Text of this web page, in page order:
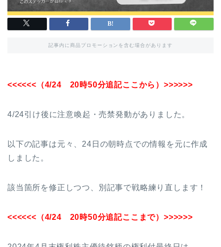
記事内に商品プロモーションを含む場合があります
<<<<<<（4/24 20時50分追記ここから）>>>>>>
4/24引け後に注意喚起・売禁発動がありました。
以下の記事は元々、24日の朝時点での情報を元に作成
しました。
該当箇所を修正しつつ、別記事で戦略練り直します！
<<<<<<（4/24 20時50分追記ここまで）>>>>>>